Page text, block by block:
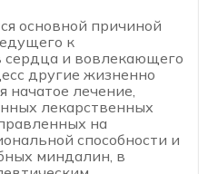
основной причиной
к
и вовлекающего
другие жизненно
лечение,
лекарственных
на
способности и
миндалин, в